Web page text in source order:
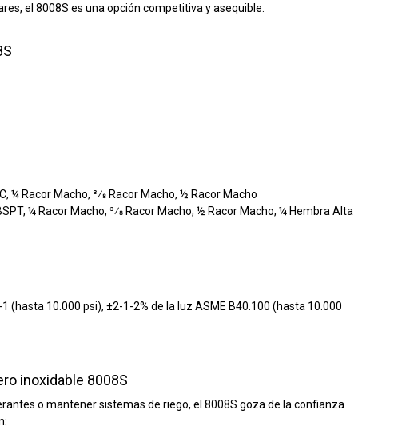
el 8008S es una opción competitiva y asequible.
¼ Racor Macho, 3⁄8 Racor Macho, ½ Racor Macho
¼ Racor Macho, 3⁄8 Racor Macho, ½ Racor Macho, ¼ Hembra Alta
(hasta 10.000 psi), ±2-1-2% de la luz ASME B40.100 (hasta 10.000
inoxidable 8008S
o mantener sistemas de riego, el 8008S goza de la confianza